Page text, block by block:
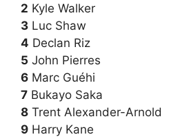
2 Kyle Walker
3 Luc Shaw
4 Declan Riz
5 John Pierres
6 Marc Guéhi
7 Bukayo Saka
8 Trent Alexander-Arnold
9 Harry Kane